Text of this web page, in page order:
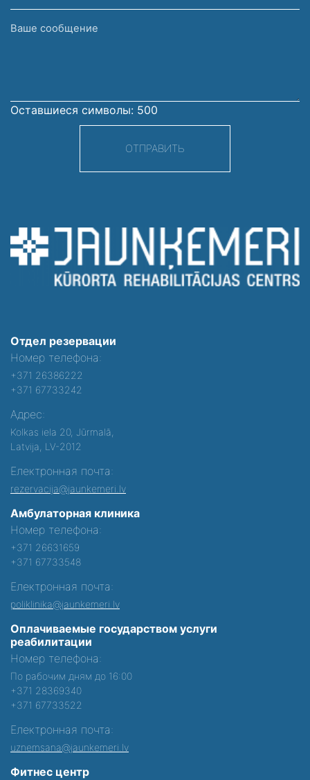
Ваше
Оставшиеся символы: 500
ОТПРАВИТЬ
Отдел резервации
Номер телефона:
+371 26386222
+371 67733242
Адрес:
Kolkas iela 20, Jūrmalā,
Latvija, LV-2012
Електронная почта:
rezervacija@jaunkemeri.lv
Амбулаторная клиника
Номер телефона:
+371 26631659
+371 67733548
Електронная почта:
poliklinika@jaunkemeri.lv
Оплачиваемые государством услуги
реабилитации
Номер телефона:
По рабочим дням до 16:00
+371 28369340
+371 67733522
Електронная почта:
uznemsana@jaunkemeri.lv
Фитнес центр